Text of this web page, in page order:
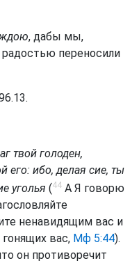
, дабы мы,
переносили
твой голоден,
его: ибо, делая сие, ты
уголья (44 А Я говорю
ненавидящим вас и
вас, Мф 5:44).
он противоречит